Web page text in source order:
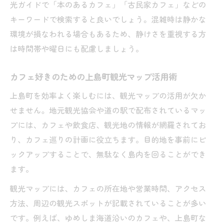
光ガイドで「本のあるカフェ」「古民家カフェ」などの
キーワードで検索すると良いでしょう。混雑時は静かな
環境が損なわれる場合もあるため、静けさを重視する方
は時間帯や曜日にも配慮しましょう。
カフェ好きのための上島町観光マップ活用術
上島町を効率よく楽しむには、観光マップの活用が欠か
せません。地元観光協会や道の駅で配布されているマッ
プには、カフェや飲食店、観光地の情報が網羅されてお
り、カフェ巡りの計画に役立ちます。目的地を事前にピ
ックアップすることで、無駄なく島内を回ることができ
ます。
観光マップには、カフェの所在地や営業時間、アクセス
方法、周辺の観光スポットが記載されていることが多い
です。例えば、ゆめしま海道沿いのカフェや、上島町な